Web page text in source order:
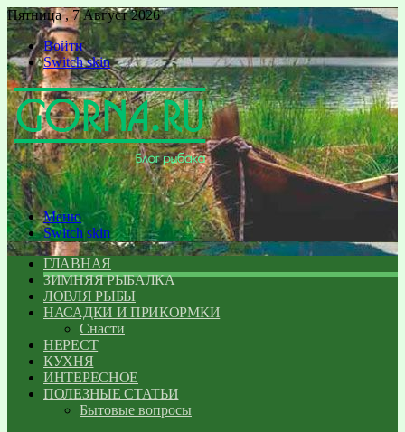
Пятница , 7 Август 2026
Войти
Switch skin
Меню
Switch skin
ГЛАВНАЯ
ЗИМНЯЯ РЫБАЛКА
ЛОВЛЯ РЫБЫ
НАСАДКИ И ПРИКОРМКИ
Снасти
НЕРЕСТ
КУХНЯ
ИНТЕРЕСНОЕ
ПОЛЕЗНЫЕ СТАТЬИ
Бытовые вопросы